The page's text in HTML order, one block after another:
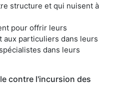
structure et qui nuisent à
pour offrir leurs
particuliers dans leurs
dans leurs
contre l'incursion des